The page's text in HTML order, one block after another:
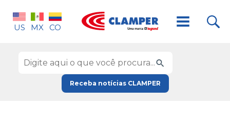
US MX CO
Receba notícias CLAMPER